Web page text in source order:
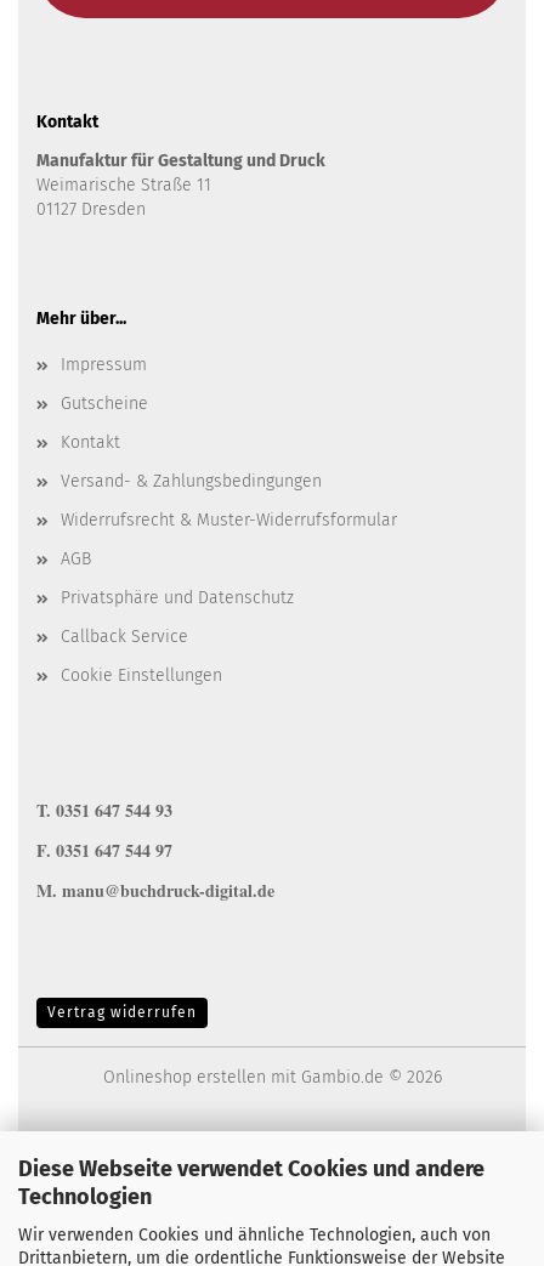
Diese Webseite verwendet Cookies und andere
Technologien
Wir verwenden Cookies und ähnliche Technologien, auch von
Drittanbietern, um die ordentliche Funktionsweise der Website
Kontakt
Manufaktur für Gestaltung und Druck
Weimarische Straße 11
01127 Dresden
Mehr über...
Impressum
Gutscheine
Kontakt
Versand- & Zahlungsbedingungen
Widerrufsrecht & Muster-Widerrufsformular
AGB
Privatsphäre und Datenschutz
Callback Service
Cookie Einstellungen
T. 0351 647 544 93
F. 0351 647 544 97
M. manu@buchdruck-digital.de
Vertrag widerrufen
Onlineshop erstellen mit Gambio.de © 2026